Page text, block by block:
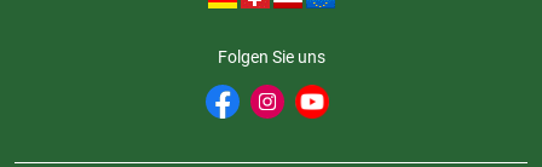
Folgen Sie uns